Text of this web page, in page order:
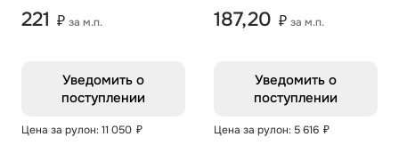
221 ₽ за м.п.
Уведомить о
поступлении
Цена за рулон: 11 050 ₽
187,20 ₽ за м.п.
Уведомить о
поступлении
Цена за рулон: 5 616 ₽